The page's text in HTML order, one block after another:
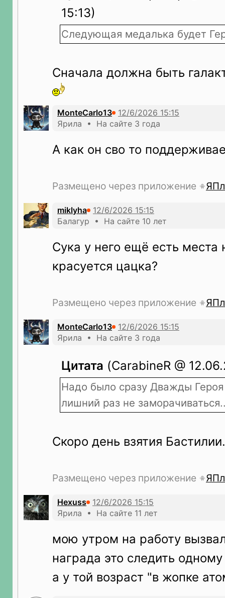
15:13)
Следующая медалька будет
Сначала должна быть
MonteCarlo13
Ярила • На сайте 3 года
А как он сво то
Размещено через приложение
miklyha
Балагур • На сайте 10 лет
Сука у него ещё есть места
красуется цацка?
Размещено через приложение
MonteCarlo13
Ярила • На сайте 3 года
Цитата (CarabineR @
Надо было сразу Дважды
лишний раз не
Скоро день взятия
Размещено через приложение
Hexuss
Ярила • На сайте 11 лет
мою утром на работу
награда это следить
а у той возраст "в жопке